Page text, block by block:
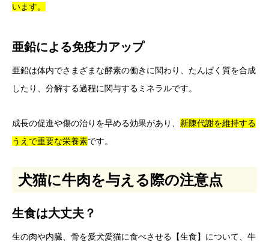
います。
亜鉛による免疫力アップ
亜鉛は体内でさまざまな酵素の働きに関わり、たんぱく質を合成
したり、分解する過程に関与するミネラルです。
成長の促進や傷の治りを早める効果があり、 新陳代謝を維持する
うえで重要な栄養素です。
犬猫に牛肉を与える際の注意点
生食は大丈夫？
生の肉や内臓、骨を愛犬愛猫に食べさせる【生食】について、牛